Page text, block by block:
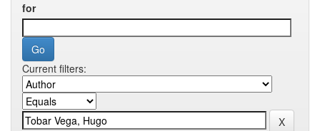
for
Current filters: